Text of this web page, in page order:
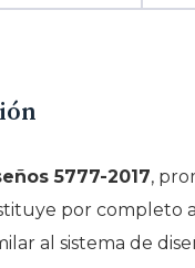
5777-2017,
por completo
al sistema de